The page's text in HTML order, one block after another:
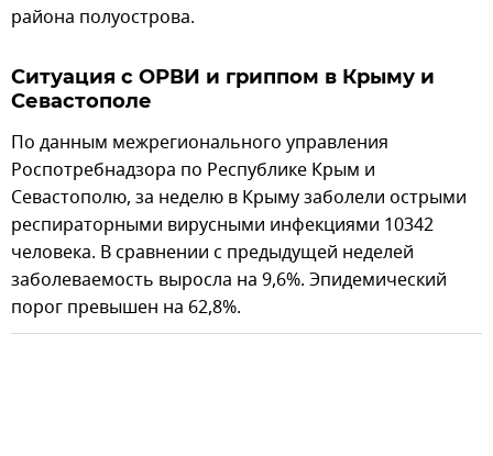
района полуострова.
Ситуация с ОРВИ и гриппом в Крыму и
Севастополе
По данным межрегионального управления
Роспотребнадзора по Республике Крым и
Севастополю, за неделю в Крыму заболели острыми
респираторными вирусными инфекциями 10342
человека. В сравнении с предыдущей неделей
заболеваемость выросла на 9,6%. Эпидемический
порог превышен на 62,8%.